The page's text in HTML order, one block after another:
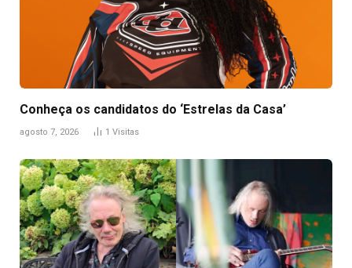
Conheça os candidatos do ‘Estrelas da Casa’
agosto 7, 2026 1 Visitas